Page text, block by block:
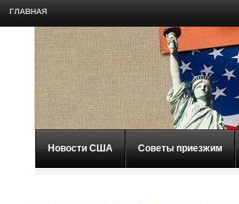
ГЛАВНАЯ
Новости США Советы приезжим